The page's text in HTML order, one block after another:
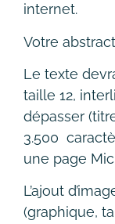
internet.
Votre
Le texte
taille 12,
dépasser
3.500
une page
L’ajout
(graphique,